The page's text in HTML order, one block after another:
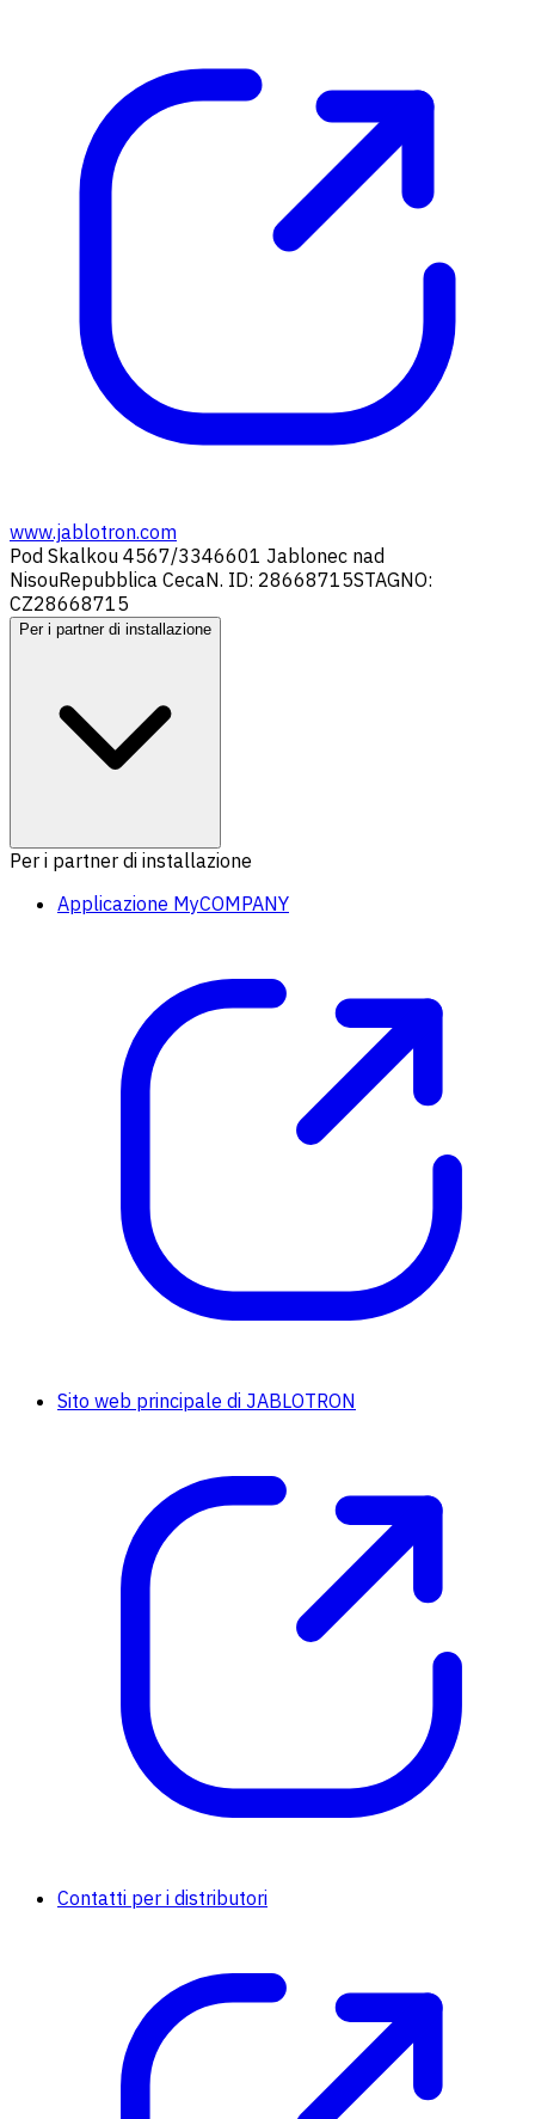
www.jablotron.com
Pod Skalkou 4567/3346601 Jablonec nad
NisouRepubblica CecaN. ID: 28668715STAGNO:
CZ28668715
Per i partner di installazione
Per i partner di installazione
Applicazione MyCOMPANY
Sito web principale di JABLOTRON
Contatti per i distributori